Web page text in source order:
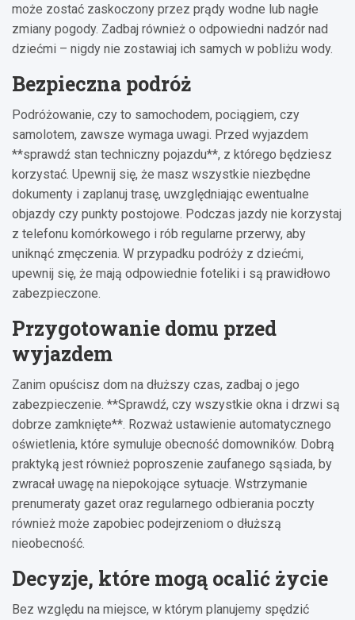
może zostać zaskoczony przez prądy wodne lub nagłe
zmiany pogody. Zadbaj również o odpowiedni nadzór nad
dziećmi – nigdy nie zostawiaj ich samych w pobliżu wody.
Bezpieczna podróż
Podróżowanie, czy to samochodem, pociągiem, czy
samolotem, zawsze wymaga uwagi. Przed wyjazdem
**sprawdź stan techniczny pojazdu**, z którego będziesz
korzystać. Upewnij się, że masz wszystkie niezbędne
dokumenty i zaplanuj trasę, uwzględniając ewentualne
objazdy czy punkty postojowe. Podczas jazdy nie korzystaj
z telefonu komórkowego i rób regularne przerwy, aby
uniknąć zmęczenia. W przypadku podróży z dziećmi,
upewnij się, że mają odpowiednie foteliki i są prawidłowo
zabezpieczone.
Przygotowanie domu przed
wyjazdem
Zanim opuścisz dom na dłuższy czas, zadbaj o jego
zabezpieczenie. **Sprawdź, czy wszystkie okna i drzwi są
dobrze zamknięte**. Rozważ ustawienie automatycznego
oświetlenia, które symuluje obecność domowników. Dobrą
praktyką jest również poproszenie zaufanego sąsiada, by
zwracał uwagę na niepokojące sytuacje. Wstrzymanie
prenumeraty gazet oraz regularnego odbierania poczty
również może zapobiec podejrzeniom o dłuższą
nieobecność.
Decyzje, które mogą ocalić życie
Bez względu na miejsce, w którym planujemy spędzić